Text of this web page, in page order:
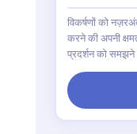
विकर्षणों को
करने की अपनी
प्रदर्शन को